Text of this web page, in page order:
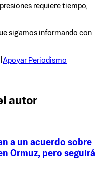
requiere tiempo,
sigamos informando con
Apoyar Periodismo
autor
a un acuerdo sobre
Ormuz, pero seguirá